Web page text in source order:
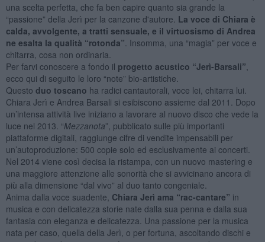
una scelta perfetta, che fa ben capire quanto sia grande la
“passione” della Jerì per la canzone d'autore. La voce di Chiara è
calda, avvolgente, a tratti sensuale, e il virtuosismo di Andrea
ne esalta la qualità “rotonda” . Insomma, una “magia” per voce e
chitarra, cosa non ordinaria.
Per farvi conoscere a fondo il progetto acustico “Jerì-Barsali”
ecco qui di seguito le loro “note” bio-artistiche.
Questo duo toscano ha radici cantautorali, voce lei, chitarra lui.
Chiara Jerì e Andrea Barsali si esibiscono assieme dal 2011. Dopo
un’intensa attività live iniziano a lavorare al nuovo disco che vede la
luce nel 2013. “Mezzanota”, pubblicato sulle più importanti
piattaforme digitali, raggiunge cifre di vendite impensabili per
un’autoproduzione: 500 copie solo ed esclusivamente ai concerti.
Nel 2014 viene così decisa la ristampa, con un nuovo mastering e
una maggiore attenzione alle sonorità che si avvicinano ancora di
più alla dimensione “dal vivo” al duo tanto congeniale.
Anima dalla voce suadente, Chiara Jerì ama “rac-cantare” in
musica e con delicatezza storie nate dalla sua penna e dalla sua
fantasia con eleganza e delicatezza. Una passione per la musica
nata per caso, quella della Jerì, o per fortuna, ascoltando dischi e